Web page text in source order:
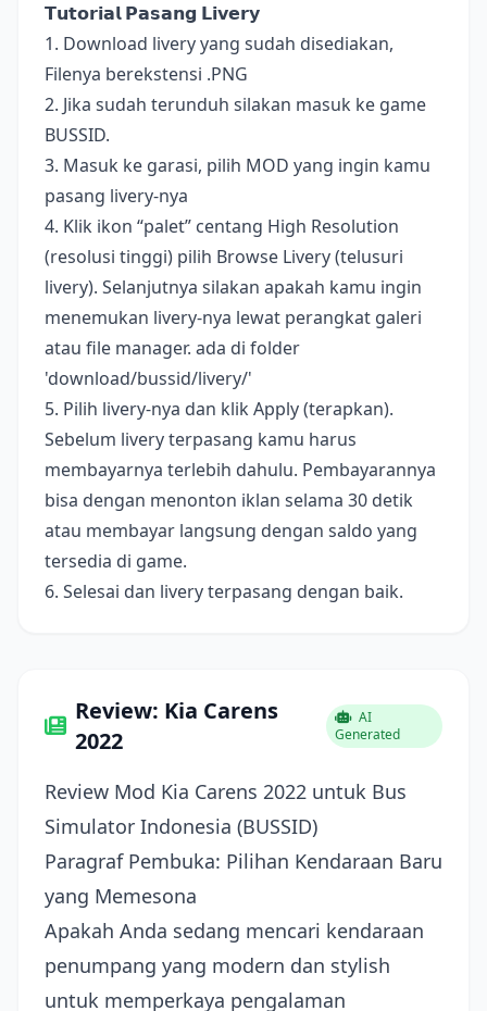
𝗧𝘂𝘁𝗼𝗿𝗶𝗮𝗹 𝗣𝗮𝘀𝗮𝗻𝗴 𝗟𝗶𝘃𝗲𝗿𝘆
1. Download livery yang sudah disediakan,
Filenya berekstensi .PNG
2. Jika sudah terunduh silakan masuk ke game
BUSSID.
3. Masuk ke garasi, pilih MOD yang ingin kamu
pasang livery-nya
4. Klik ikon “palet” centang High Resolution
(resolusi tinggi) pilih Browse Livery (telusuri
livery). Selanjutnya silakan apakah kamu ingin
menemukan livery-nya lewat perangkat galeri
atau file manager. ada di folder
'download/bussid/livery/'
5. Pilih livery-nya dan klik Apply (terapkan).
Sebelum livery terpasang kamu harus
membayarnya terlebih dahulu. Pembayarannya
bisa dengan menonton iklan selama 30 detik
atau membayar langsung dengan saldo yang
tersedia di game.
6. Selesai dan livery terpasang dengan baik.
Review: Kia Carens
2022
AI
Generated
Review Mod Kia Carens 2022 untuk Bus
Simulator Indonesia (BUSSID)
Paragraf Pembuka: Pilihan Kendaraan Baru
yang Memesona
Apakah Anda sedang mencari kendaraan
penumpang yang modern dan stylish
untuk memperkaya pengalaman